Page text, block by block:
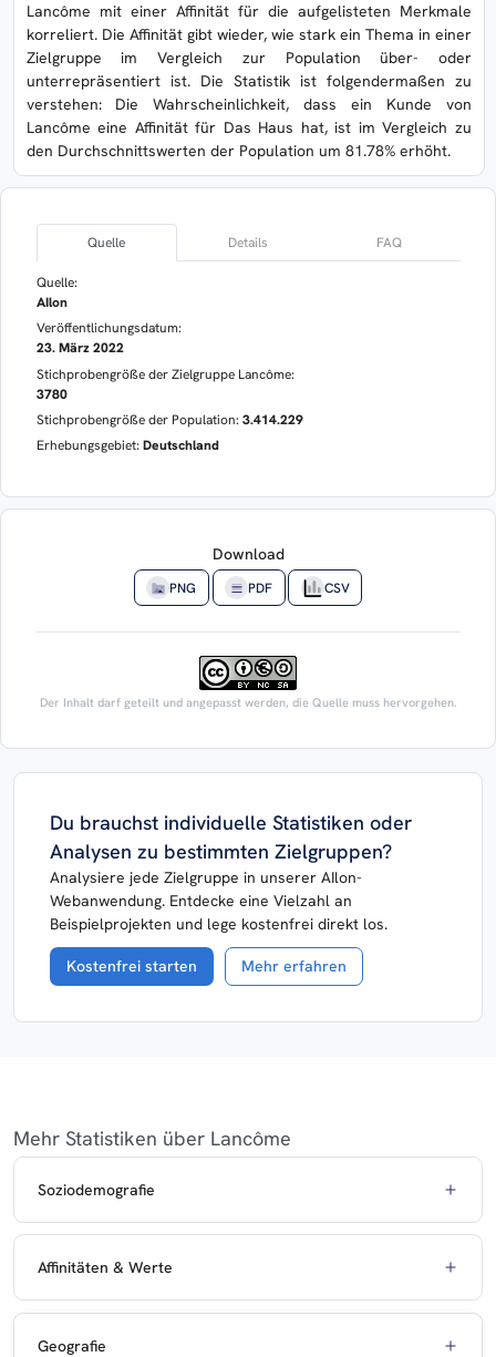
Lancôme mit einer Affinität für die aufgelisteten Merkmale
korreliert. Die Affinität gibt wieder, wie stark ein Thema in einer
Zielgruppe im Vergleich zur Population über- oder
unterrepräsentiert ist. Die Statistik ist folgendermaßen zu
verstehen: Die Wahrscheinlichkeit, dass ein Kunde von
Lancôme eine Affinität für Das Haus hat, ist im Vergleich zu
den Durchschnittswerten der Population um 81.78% erhöht.
Quelle Details FAQ
Quelle:
AIlon
Veröffentlichungsdatum:
23. März 2022
Stichprobengröße der Zielgruppe Lancôme:
3780
Stichprobengröße der Population: 3.414.229
Erhebungsgebiet: Deutschland
Download
PNG PDF CSV
Der Inhalt darf geteilt und angepasst werden, die Quelle muss hervorgehen.
Du brauchst individuelle Statistiken oder
Analysen zu bestimmten Zielgruppen?
Analysiere jede Zielgruppe in unserer AIlon-
Webanwendung. Entdecke eine Vielzahl an
Beispielprojekten und lege kostenfrei direkt los.
Kostenfrei starten Mehr erfahren
Mehr Statistiken über Lancôme
Soziodemografie
Affinitäten & Werte
Geografie